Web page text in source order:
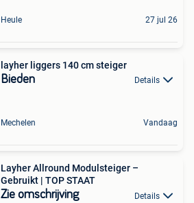
Heule 27 jul 26
layher liggers 140 cm steiger
Bieden Details
Mechelen Vandaag
Layher Allround Modulsteiger –
Gebruikt | TOP STAAT
Zie omschrijving Details